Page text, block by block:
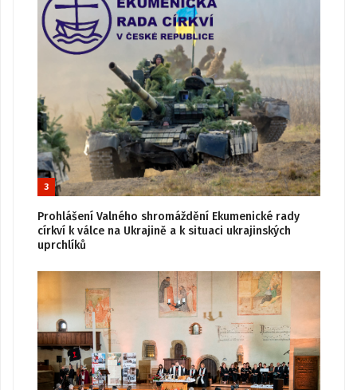
3
Prohlášení Valného shromáždění Ekumenické rady
církví k válce na Ukrajině a k situaci ukrajinských
uprchlíků